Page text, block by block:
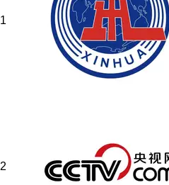
1
2